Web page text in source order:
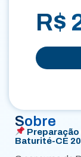
Sobre
Baturité-CE
R$